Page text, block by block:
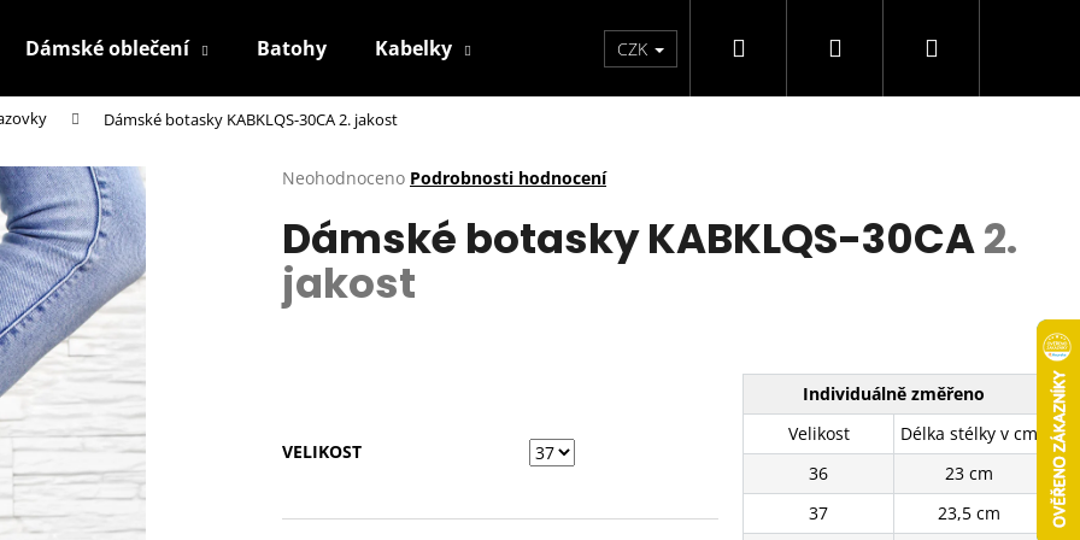
Dámské oblečení Batohy Kabelky CZK Hledat PřihlášeníNákupní
Dámské botasky KABKLQS-30CA2. jakost
Průměrné
produktu
je
0,0
5
Neohodnoceno Podrobnosti hodnocení
Dámské botasky KABKLQS-30CA2.
jakost
Individuálně změřeno
Velikost
Délka stélky v cm
36
23 cm
37
23,5 cm
VELIKOST
Co potřebujete najít?
HLEDAT
Doporučujeme
KRAJKOVÉ PLÁTĚNKY SJ2637-2WH
BÍLÉ KRAJKOVÉ TENISKY 11201-8WH